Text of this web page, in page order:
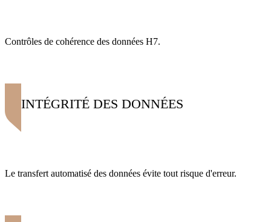
Contrôles de cohérence des données H7.
INTÉGRITÉ DES DONNÉES
Le transfert automatisé des données évite tout risque d'erreur.